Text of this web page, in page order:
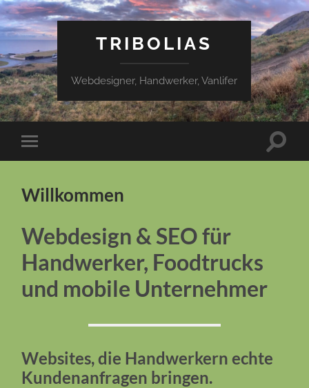
TRIBOLIAS
Webdesigner, Handwerker, Vanlifer
Mobile-
Menü
Willkommen
Webdesign & SEO für
Handwerker, Foodtrucks
und mobile Unternehmer
Websites, die Handwerkern echte
Kundenanfragen bringen.